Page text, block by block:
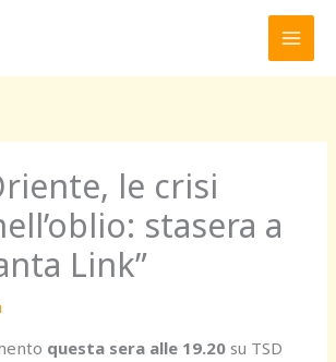
le crisi
stasera a
Link”
questa sera alle 19.20 su TSD